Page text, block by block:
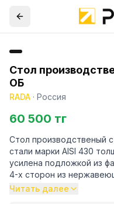
Стол
ОБ
RADA · Россия
60 500 тг
Стол производственый
стали марки AISI 430
усилена подложкой из
4-х сторон из
толщиной 0,8 мм. Ножки-уголки 40х40 каркаса
Читать далее